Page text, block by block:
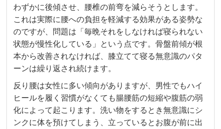
わずかに後傾させ、腰椎の前弯を減らそうとします。
これは実際に腰への負担を軽減する効果がある姿勢な
のですが、問題は「毎晩それをしなければ寝られない
状態が慢性化している」という点です。骨盤前傾が根
本から改善されなければ、膝立てて寝る無意識のパタ
ーンは繰り返され続けます。
反り腰は女性に多い傾向がありますが、男性でもハイ
ヒールを履く習慣がなくても腸腰筋の短縮や腹筋の弱
化によって起こります。洗い物をするとき無意識にシ
ンクに体を預けてしまう、立っているとお腹が前に出